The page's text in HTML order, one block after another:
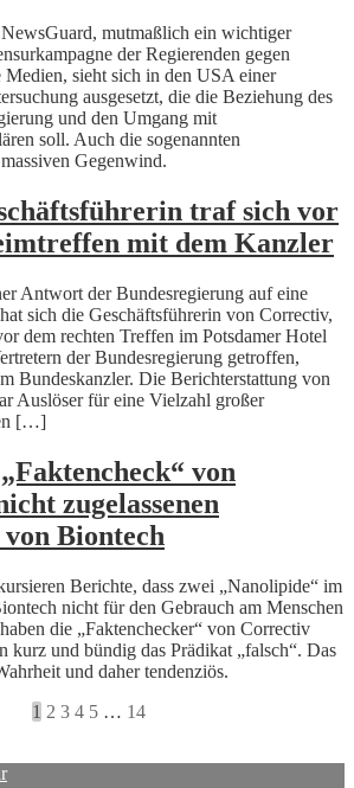
mutmaßlich ein wichtiger
der Regierenden gegen
Medien, sieht sich in den USA einer
ausgesetzt, die die Beziehung des
und den Umgang mit
soll. Auch die sogenannten
Gegenwind.
traf sich vor
mit dem Kanzler
Antwort der Bundesregierung auf eine
sich die Geschäftsführerin von Correctiv,
dem rechten Treffen im Potsdamer Hotel
der Bundesregierung getroffen,
Bundeskanzler. Die Berichterstattung von
Auslöser für eine Vielzahl großer
[…]
von
zugelassenen
Biontech
Berichte, dass zwei „Nanolipide“ im
nicht für den Gebrauch am Menschen
die „Faktenchecker“ von Correctiv
kurz und bündig das Prädikat „falsch“. Das
und daher tendenziös.
1 2 3 4 5 … 14